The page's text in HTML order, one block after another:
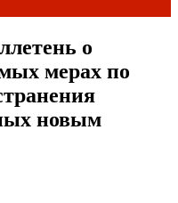
о
мерах по
новым